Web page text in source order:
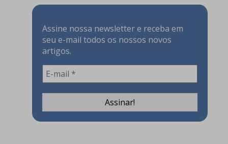
Assine nossa newsletter e receba em
seu e-mail todos os nossos novos
artigos.